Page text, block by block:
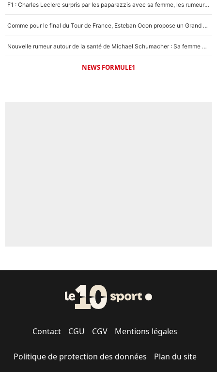
F1 : Charles Leclerc surpris par les paparazzis avec sa femme, les rumeurs étaient vraies !
Comme pour le final du Tour de France, Esteban Ocon propose un Grand Prix de Formule 1 à Paris : «Autour de l’Arc de Triomphe, ce serait génial» !
Nouvelle rumeur autour de la santé de Michael Schumacher : Sa femme Corinna sort du silence
NEWS FORMULE1
Contact CGU CGV Mentions légales
Politique de protection des données Plan du site